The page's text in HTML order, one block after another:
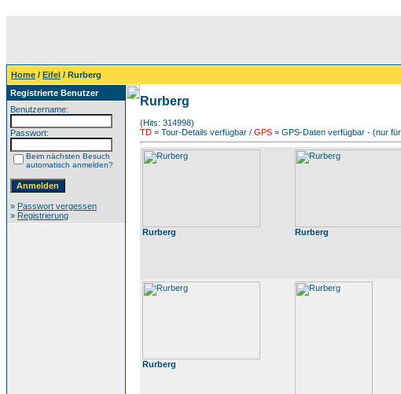
Home / Eifel / Rurberg
Registrierte Benutzer
Benutzername:
Passwort:
Beim nächsten Besuch
automatisch anmelden?
» Passwort vergessen
» Registrierung
Rurberg
(Hits: 314998)
TD = Tour-Details verfügbar / GPS = GPS-Daten verfügbar - (nur für
Rurberg Rurberg
Rurberg